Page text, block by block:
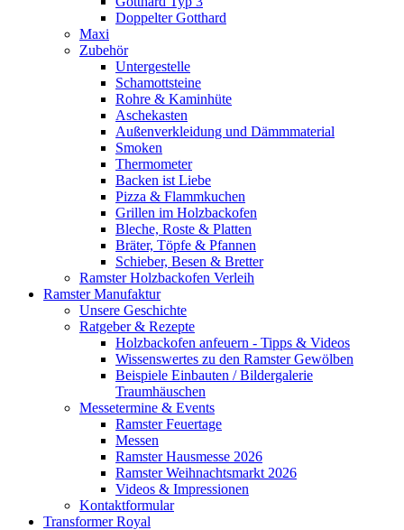
Doppelter Gotthard
Maxi
Zubehör
Untergestelle
Schamottsteine
Rohre & Kaminhüte
Aschekasten
Außenverkleidung und Dämmmaterial
Smoken
Thermometer
Backen ist Liebe
Pizza & Flammkuchen
Grillen im Holzbackofen
Bleche, Roste & Platten
Bräter, Töpfe & Pfannen
Schieber, Besen & Bretter
Ramster Holzbackofen Verleih
Ramster Manufaktur
Unsere Geschichte
Ratgeber & Rezepte
Holzbackofen anfeuern - Tipps & Videos
Wissenswertes zu den Ramster Gewölben
Beispiele Einbauten / Bildergalerie
Traumhäuschen
Messetermine & Events
Ramster Feuertage
Messen
Ramster Hausmesse 2026
Ramster Weihnachtsmarkt 2026
Videos & Impressionen
Kontaktformular
Transformer Royal